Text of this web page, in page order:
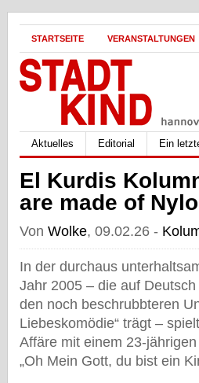
STARTSEITE VERANSTALTUNGEN
Aktuelles Editorial Ein
El Kurdis
are made of
Von Wolke, 09.02.26 -
In der durchaus
Jahr 2005 – die auf
den noch beschrubbteren
Liebeskomödie“ trägt –
Affäre mit einem 23-
„Oh Mein Gott, du bist ein